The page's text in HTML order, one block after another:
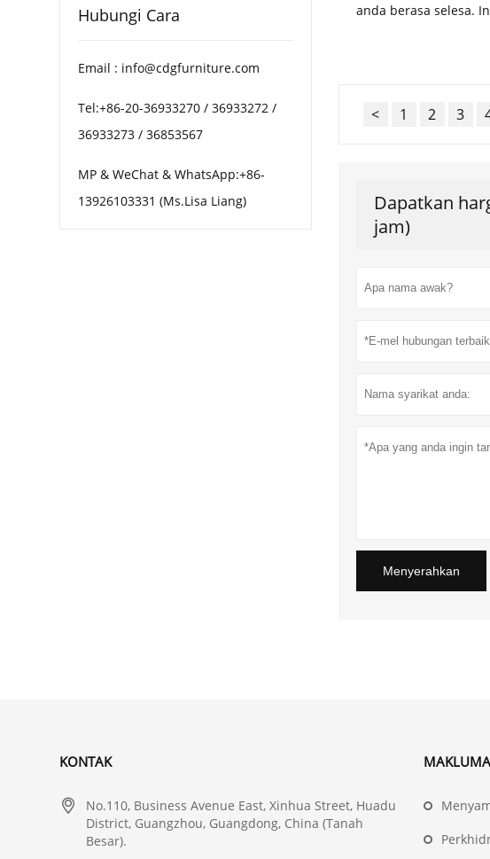
anda berasa selesa.
< 1 2 3
Dapatkan
jam)
Menyerahkan
Hubungi Cara
Email : info@cdgfurniture.com
Tel:+86-20-36933270 / 36933272 /
36933273 / 36853567
MP & WeChat & WhatsApp:+86-
13926103331 (Ms.Lisa Liang)
KONTAK

No.110, Business Avenue East, Xinhua Street, Huadu
District, Guangzhou, Guangdong, China (Tanah
Besar).